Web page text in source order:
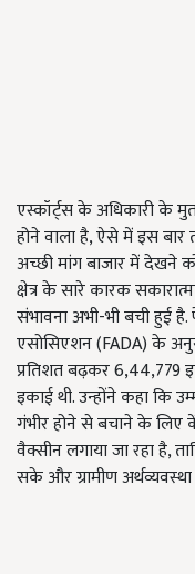
एस्कॉर्ट्स के अधिकारी के
होने वाला है, ऐसे में इस
अच्छी मांग बाजार में देखने
क्षेत्र के सारे कारक
संभावना अभी-भी बची हुई
एसोसिएशन (FADA) के
प्रतिशत बढ़कर 6,44,779
इकाई थी. उन्होंने कहा कि
गंभीर होने से बचाने के लिए
वैक्सीन लगाया जा रहा है,
सके और ग्रामीण